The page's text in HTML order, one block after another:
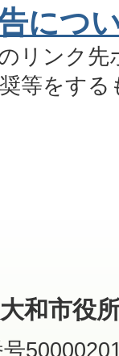
につ
リンク先
等をす
大和市役